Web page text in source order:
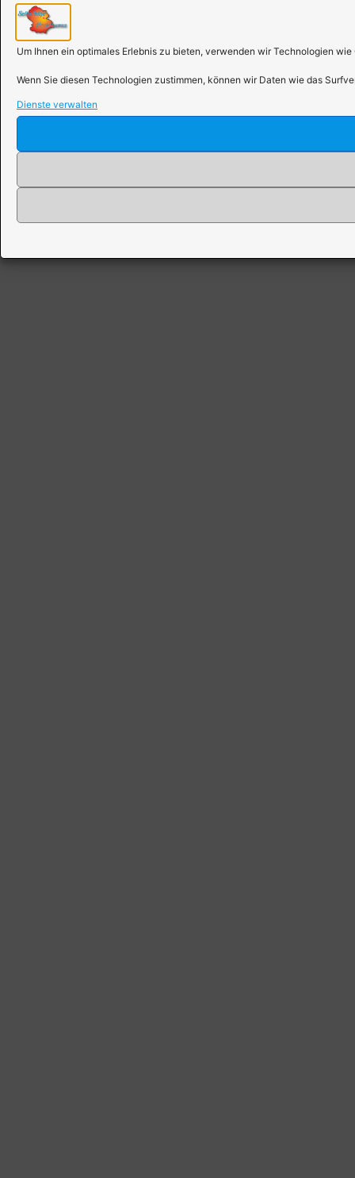
Um Ihnen ein optimales Erlebnis zu bieten, verwenden wir Technologien
Wenn Sie diesen Technologien zustimmen, können wir Daten wie das
Dienste verwalten